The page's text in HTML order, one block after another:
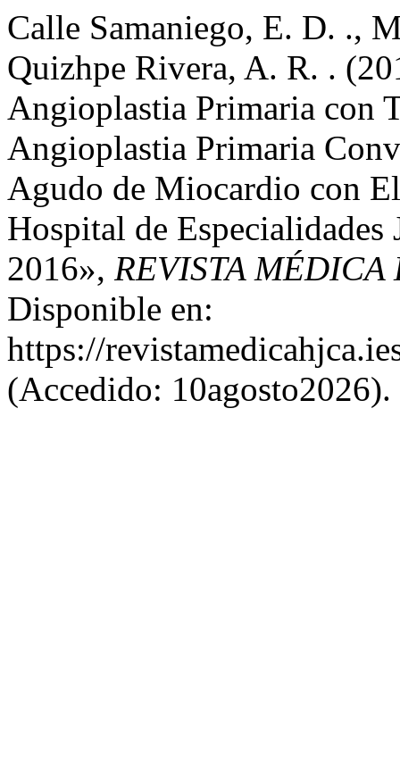
Calle Samaniego, E. D. .,
Quizhpe Rivera, A. R. .
Angioplastia Primaria con
Angioplastia Primaria
Agudo de Miocardio con
Hospital de Especialidades
2016», REVISTA MÉDICA
Disponible en:
https://
(Accedido: 10agosto2026).